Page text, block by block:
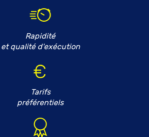
Rapidité
et qualité d'exécution
Tarifs
préférentiels